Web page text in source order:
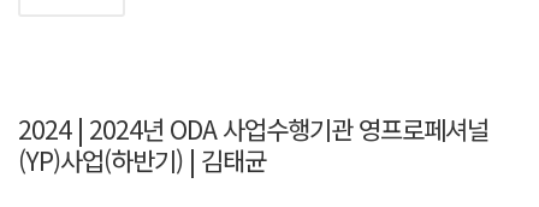
2024 | 2024년 ODA 사업수행기관 영프로페셔널
(YP)사업(하반기) | 김태균